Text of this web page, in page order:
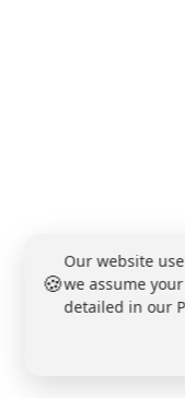
🍪
Our website
we assume
detailed in our